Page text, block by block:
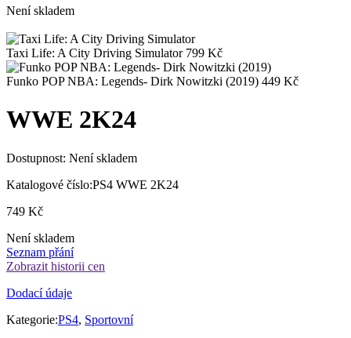
Není skladem
Taxi Life: A City Driving Simulator 799 Kč
Funko POP NBA: Legends- Dirk Nowitzki (2019) 449 Kč
WWE 2K24
Dostupnost: Není skladem
Katalogové číslo:PS4 WWE 2K24
749 Kč
Není skladem
Seznam přání
Zobrazit historii cen
Dodací údaje
Kategorie:PS4, Sportovní